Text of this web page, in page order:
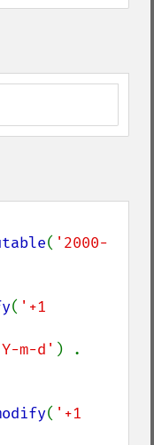
( '2000-
( '+1
m-d'
( '+1